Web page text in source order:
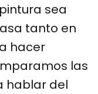
sea
tanto en
hacer
las
hablar del